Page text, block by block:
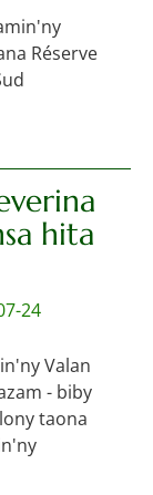
Réserve
hita
24
Valan
- biby
taona